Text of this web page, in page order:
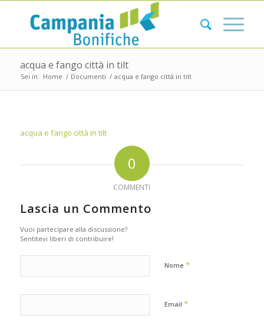
acqua e fango città in tilt
Sei in: Home / Documenti / acqua e fango città in tilt
acqua e fango città in tilt
0
COMMENTI
Lascia un Commento
Vuoi partecipare alla discussione?
Sentitevi liberi di contribuire!
Nome *
Email *